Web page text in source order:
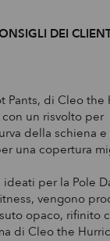
DEI
Pants, di Cleo the
un risvolto per
della schiena
una copertura
per la Pole
vengono
opaco, rifinito
di Cleo the